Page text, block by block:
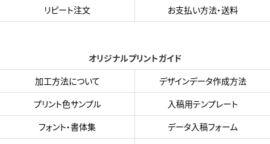
リピート注文
お支払い方法・送料
オリジナルプリントガイド
加工方法について
デザインデータ作成方法
プリント色サンプル
入稿用テンプレート
フォント・書体集
データ入稿フォーム